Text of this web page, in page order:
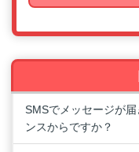
SMSでメッセージが
ンスからですか？